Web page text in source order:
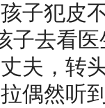
子犯皮
子去看
夫，转
偶然听